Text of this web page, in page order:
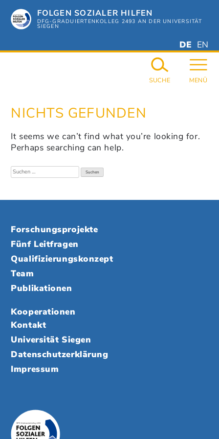
Hauptinhalt
springen
FOLGEN SOZIALER HILFEN
DFG-GRADUIERTENKOLLEG 2493 AN DER UNIVERSITÄT
SIEGEN
DEUTSCH
GERMAN
DE EN
MENÜ
SUCHE
NICHTS GEFUNDEN
It seems we can’t find what you’re looking for.
Perhaps searching can help.
Suchen
nach:
Forschungsprojekte
Fünf Leitfragen
Qualifizierungskonzept
Team
Publikationen
Kooperationen
Kontakt
Universität Siegen
Datenschutzerklärung
Impressum